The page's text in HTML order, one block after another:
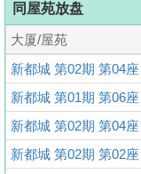
同屋苑放盘
大厦/屋苑
新都城 第02期 第04座
新都城 第01期 第06座
新都城 第02期 第04座
新都城 第02期 第02座